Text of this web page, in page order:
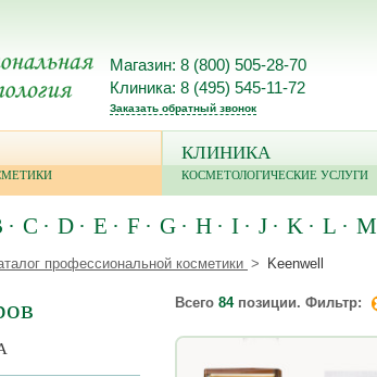
Магазин: 8 (800) 505-28-70
Клиника: 8 (495) 545-11-72
Заказать обратный звонок
КЛИНИКА
КОСМЕТОЛОГИЧЕСКИЕ УСЛУГИ
C D E F G H I J K L M
профессиональной косметики Keenwell
Всего 84позиции. Фильтр: